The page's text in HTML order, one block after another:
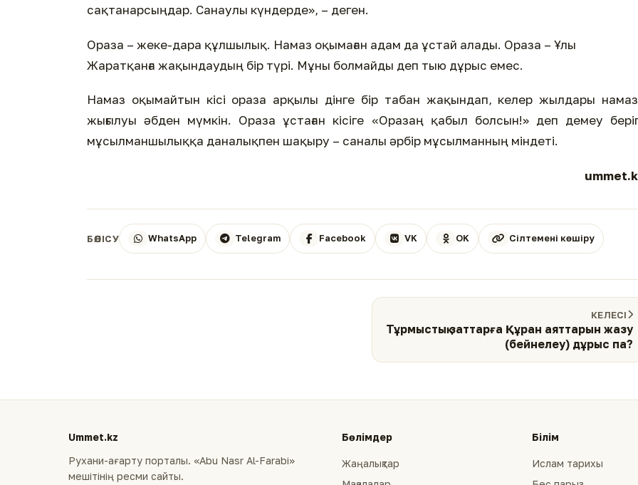
сақтанарсыңдар. Санаулы күндерде», – деген.
Ораза – жеке-дара құлшылық. Намаз оқымаған адам да ұстай алады. Ораза – Ұлы
Жаратқанға жақындаудың бір түрі. Мұны болмайды деп тыю дұрыс емес.
Намаз оқымайтын кісі ораза арқылы дінге бір табан жақындап, келер жылдары
жығылуы әбден мүмкін. Ораза ұстаған кісіге «Оразаң қабыл болсын!» деп демеу
мұсылманшылыққа даналықпен шақыру – саналы әрбір мұсылманның міндеті.
БӨЛІСУ WhatsApp Telegram Facebook VK OK Сілтемені көшіру
КЕЛЕСІ
Тұрмыстық заттарға Құран аяттарын жазу
(бейнелеу) дұрыс па?
Ummet.kz
Рухани-ағарту порталы. «Abu Nasr Al-Farabi»
мешітінің ресми сайты.
Бөлімдер
Жаңалықтар
Білім
Ислам тарихы